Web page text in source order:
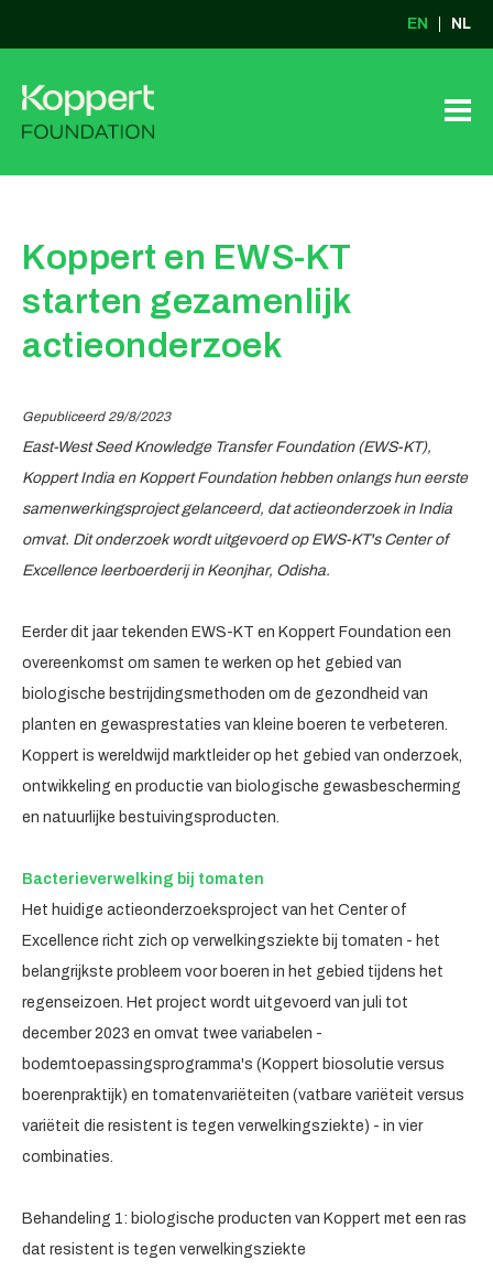
EN NL
Koppert en EWS-KT
starten gezamenlijk
actieonderzoek
Gepubliceerd 29/8/2023
East-West Seed Knowledge Transfer Foundation (EWS-KT),
Koppert India en Koppert Foundation hebben onlangs hun eerste
samenwerkingsproject gelanceerd, dat actieonderzoek in India
omvat. Dit onderzoek wordt uitgevoerd op EWS-KT's Center of
Excellence leerboerderij in Keonjhar, Odisha.
Eerder dit jaar tekenden EWS-KT en Koppert Foundation een
overeenkomst om samen te werken op het gebied van
biologische bestrijdingsmethoden om de gezondheid van
planten en gewasprestaties van kleine boeren te verbeteren.
Koppert is wereldwijd marktleider op het gebied van onderzoek,
ontwikkeling en productie van biologische gewasbescherming
en natuurlijke bestuivingsproducten.
Bacterieverwelking bij tomaten
Het huidige actieonderzoeksproject van het Center of
Excellence richt zich op verwelkingsziekte bij tomaten - het
belangrijkste probleem voor boeren in het gebied tijdens het
regenseizoen. Het project wordt uitgevoerd van juli tot
december 2023 en omvat twee variabelen -
bodemtoepassingsprogramma's (Koppert biosolutie versus
boerenpraktijk) en tomatenvariëteiten (vatbare variëteit versus
variëteit die resistent is tegen verwelkingsziekte) - in vier
combinaties.
Behandeling 1: biologische producten van Koppert met een ras
dat resistent is tegen verwelkingsziekte